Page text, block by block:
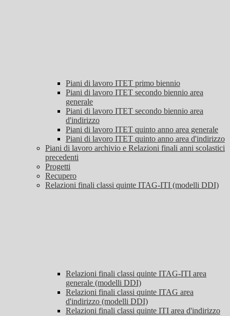
Piani di lavoro ITET primo biennio
Piani di lavoro ITET secondo biennio area
generale
Piani di lavoro ITET secondo biennio area
d'indirizzo
Piani di lavoro ITET quinto anno area generale
Piani di lavoro ITET quinto anno area d'indirizzo
Piani di lavoro archivio e Relazioni finali anni scolastici
precedenti
Progetti
Recupero
Relazioni finali classi quinte ITAG-ITI (modelli DDI)
Relazioni finali classi quinte ITAG-ITI area
generale (modelli DDI)
Relazioni finali classi quinte ITAG area
d'indirizzo (modelli DDI)
Relazioni finali classi quinte ITI area d'indirizzo